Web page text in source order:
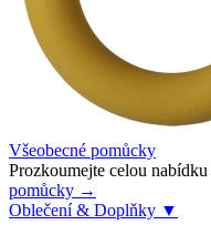
Všeobecné pomůcky
Prozkoumejte celou nabídku
pomůcky →
Oblečení & Doplňky ▼